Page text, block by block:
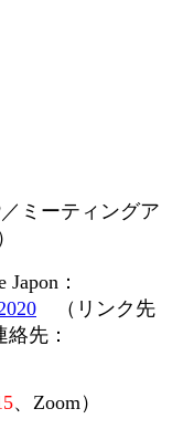
／ミーティングア
Japon ：
（リンク先
先：
、 Zoom）